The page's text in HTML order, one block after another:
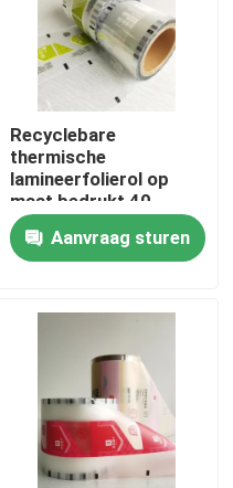
Recyclebare
thermische
lamineerfolierol op
maat bedrukt 40
micron
Aanvraag sturen